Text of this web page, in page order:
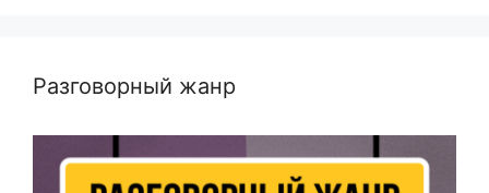
Разговорный жанр